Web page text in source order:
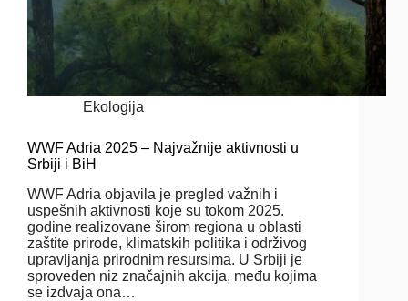
Ekologija
WWF Adria 2025 – Najvažnije aktivnosti u
Srbiji i BiH
WWF Adria objavila je pregled važnih i
uspešnih aktivnosti koje su tokom 2025.
godine realizovane širom regiona u oblasti
zaštite prirode, klimatskih politika i održivog
upravljanja prirodnim resursima. U Srbiji je
sproveden niz značajnih akcija, među kojima
se izdvaja ona…